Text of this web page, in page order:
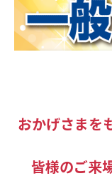
NTT人間情報研究
NTT社会情報研究
NTTコンピュー
NTT情報ネットワー
NTT宇宙環境エ
NTT未来ねっと研
イベント
NTTホーム
動画ライブラリ
フェロー／上席特別
おかげさまを
皆様のご来